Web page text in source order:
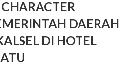
DAERAH
DI HOTEL